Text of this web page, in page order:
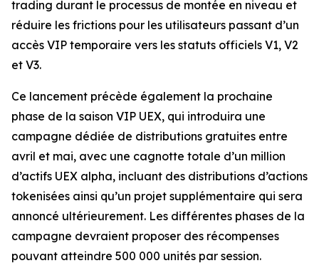
trading durant le processus de montée en niveau et
réduire les frictions pour les utilisateurs passant d’un
accès VIP temporaire vers les statuts officiels V1, V2
et V3.
Ce lancement précède également la prochaine
phase de la saison VIP UEX, qui introduira une
campagne dédiée de distributions gratuites entre
avril et mai, avec une cagnotte totale d’un million
d’actifs UEX alpha, incluant des distributions d’actions
tokenisées ainsi qu’un projet supplémentaire qui sera
annoncé ultérieurement. Les différentes phases de la
campagne devraient proposer des récompenses
pouvant atteindre 500 000 unités par session.